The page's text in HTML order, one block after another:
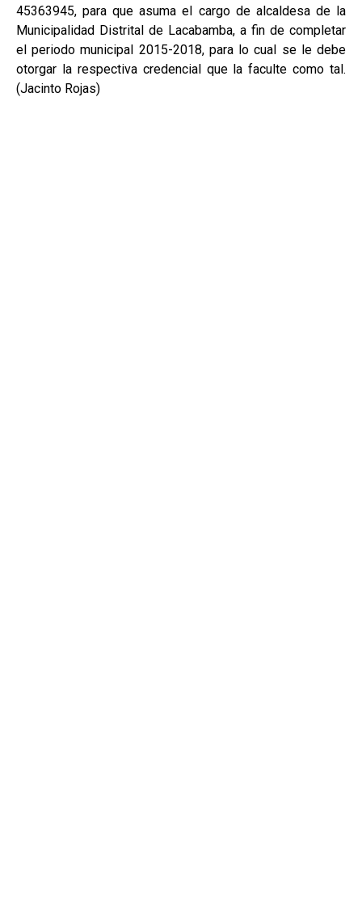
45363945, para que asuma el cargo de alcaldesa de la
Municipalidad Distrital de Lacabamba, a fin de completar
el periodo municipal 2015-2018, para lo cual se le debe
otorgar la respectiva credencial que la faculte como tal.
(Jacinto Rojas)